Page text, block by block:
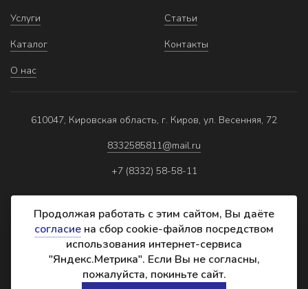
Услуги
Каталог
О нас
Статьи
Контакты
610047, Кировская область, г. Киров, ул. Весенняя, 72
8332585811@mail.ru
+7 (8332) 58-58-11
Политика обработки персональных данных
Реквизиты
Продолжая работать с этим сайтом, Вы даёте
согласие на сбор cookie-файлов посредством
использования интернет-сервиса
"Яндекс.Метрика". Если Вы не согласны,
пожалуйста, покиньте сайт.